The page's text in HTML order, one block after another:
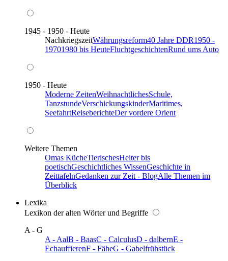
1945 - 1950 - Heute
NachkriegszeitWährungsreform40 Jahre DDR1950 -
19701980 bis HeuteFluchtgeschichtenRund ums Auto
1950 - Heute
Moderne ZeitenWeihnachtlichesSchule,
TanzstundeVerschickungskinderMaritimes,
SeefahrtReiseberichteDer vordere Orient
Weitere Themen
Omas KücheTierischesHeiter bis
poetischGeschichtliches WissenGeschichte in
ZeittafelnGedanken zur Zeit - BlogAlle Themen im
Überblick
Lexika
Lexikon der alten Wörter und Begriffe
A - G
A - AalB - BaasC - CalculusD - dalbernE -
EchauffierenF - FäheG - Gabelfrühstück